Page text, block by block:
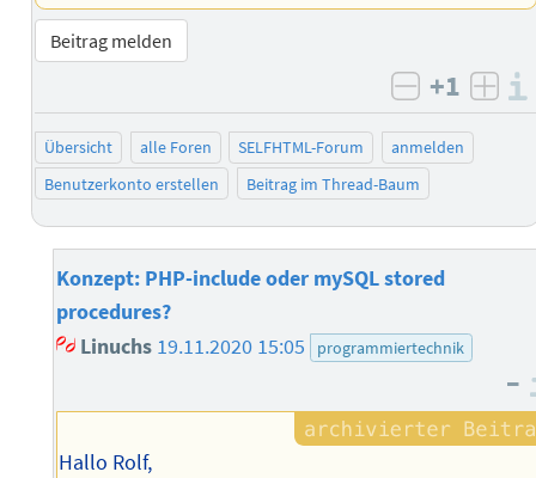
Beitrag melden
negativ
+1
Übersicht alle Foren SELFHTML-Forum
anmelden
Benutzerkonto erstellen
Beitrag im Thread-Baum
Konzept: PHP-include oder mySQL stored
procedures?
Linuchs 19.11.2020 15:05 programmiertechnik
–
Hallo Rolf,